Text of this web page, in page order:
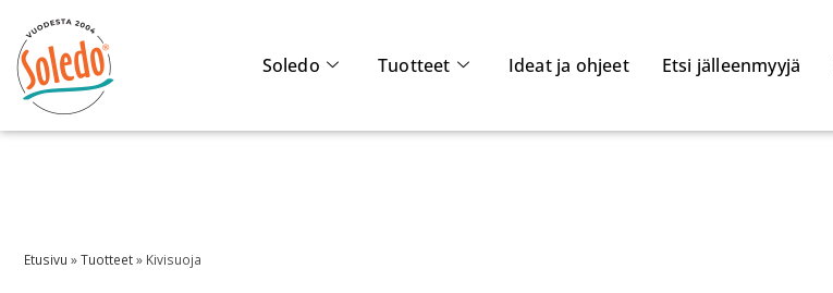
Soledo Tuotteet Ideat ja ohjeet Etsi jälleenmyyjä
Etusivu »Tuotteet» Kivisuoja